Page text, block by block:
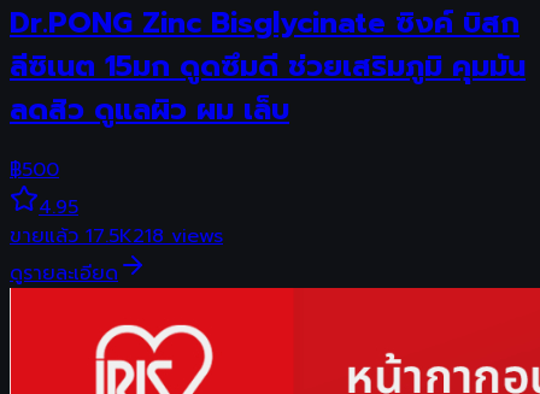
Dr.PONG Zinc Bisglycinate ซิงค์ บิสก
ลีซิเนต 15มก ดูดซึมดี ช่วยเสริมภูมิ คุมมัน
ลดสิว ดูแลผิว ผม เล็บ
฿500
4.95
ขายแล้ว17.5K218views
ดูรายละเอียด